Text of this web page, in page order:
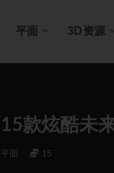
平面 3D资源
15款炫酷未
平面 15